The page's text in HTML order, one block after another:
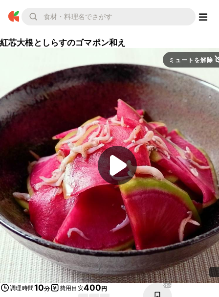
紅芯大根としらすのゴマポン和え
ミュートを解除
調理時間10分 費用目安400円 259